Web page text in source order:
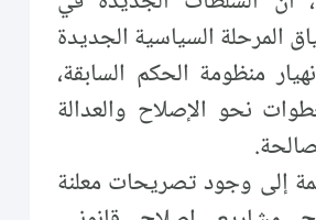
المرحلة السياسية الجديدة
منظومة الحكم السابقة،
نحو الإصلاح والعدالة
إلى وجود تصريحات معلنة